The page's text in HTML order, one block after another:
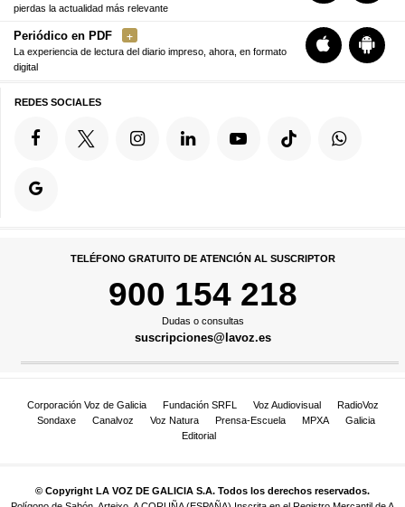
pierdas la actualidad más relevante
Periódico en PDF
La experiencia de lectura del diario impreso, ahora, en formato
digital
REDES SOCIALES
TELÉFONO GRATUITO DE ATENCIÓN AL SUSCRIPTOR
900 154 218
Dudas o consultas
suscripciones@lavoz.es
Corporación Voz de Galicia Fundación SRFL Voz Audiovisual
RadioVoz
Sondaxe
Canalvoz Voz Natura Prensa-Escuela MPXA
Galicia
Editorial
© Copyright LA VOZ DE GALICIA S.A. Todos los derechos reservados.